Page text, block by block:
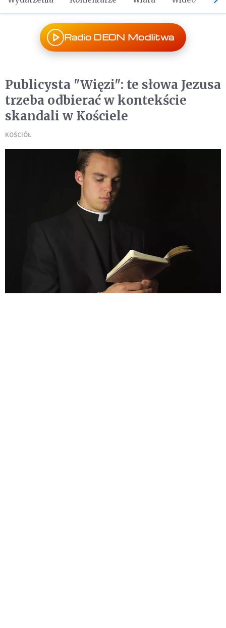
Radio DEON Modlitwa
Publicysta "Więzi": te słowa Jezusa
trzeba odbierać w kontekście
skandali w Kościele
KOŚCIÓŁ